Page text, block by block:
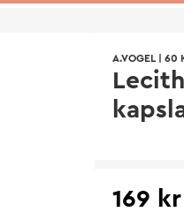
A.VOGEL 60
169 kr